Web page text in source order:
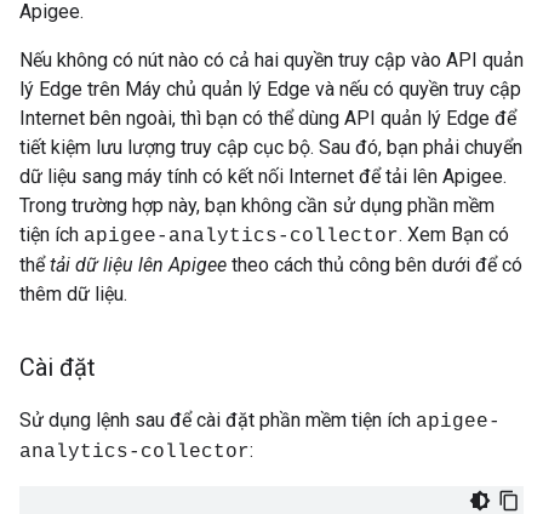
Apigee.
Nếu không có nút nào có cả hai quyền truy cập vào API quản
lý Edge trên Máy chủ quản lý Edge và nếu có quyền truy cập
Internet bên ngoài, thì bạn có thể dùng API quản lý Edge để
tiết kiệm lưu lượng truy cập cục bộ. Sau đó, bạn phải chuyển
dữ liệu sang máy tính có kết nối Internet để tải lên Apigee.
Trong trường hợp này, bạn không cần sử dụng phần mềm
tiện ích apigee-analytics-collector. Xem Bạn có
thểtải dữ liệu lên Apigee theo cách thủ công bên dưới để có
thêm dữ liệu.
Cài đặt
Sử dụng lệnh sau để cài đặt phần mềm tiện ích apigee-
analytics-collector: